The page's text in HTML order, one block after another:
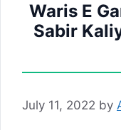
Waris E
Sabir
July 11, 2022 by